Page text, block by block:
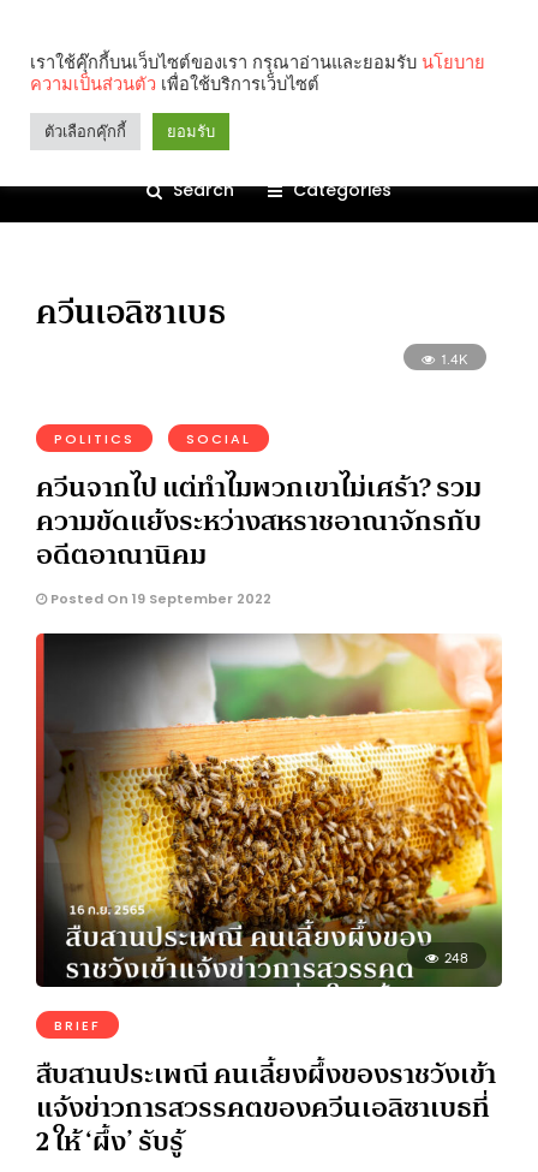
Search Categories
ควีนเอลิซาเบธ
1.4K
POLITICS SOCIAL
ควีนจากไป แต่ทำไมพวกเขาไม่เศร้า? รวม
ความขัดแย้งระหว่างสหราชอาณาจักรกับ
อดีตอาณานิคม
Posted On 19 September 2022
248
BRIEF
สืบสานประเพณี คนเลี้ยงผึ้งของราชวังเข้า
แจ้งข่าวการสวรรคตของควีนเอลิซาเบธที่
2 ให้ ‘ผึ้ง’ รับรู้
เราใช้คุ๊กกี้บนเว็บไซต์ของเรา กรุณาอ่านและยอมรับ นโยบาย
ความเป็นส่วนตัว เพื่อใช้บริการเว็บไซต์
ตัวเลือกคุ๊กกี้ ยอมรับ